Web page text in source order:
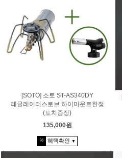
[SOTO] 소토 ST-AS340DY
레귤레이터스토브 하이마운트한정
(토치증정)
135,000원
% 혜택확인 ▼